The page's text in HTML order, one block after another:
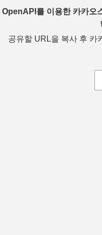
OpenAPI를 이용한 카카오
공유할 URL을 복사 후 카